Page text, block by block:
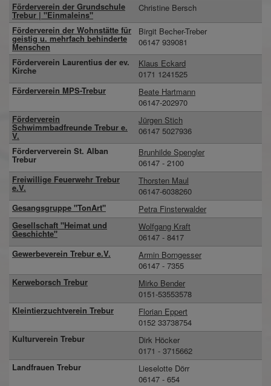
Förderverein der Grundschule
Trebur | "Einmaleins"
Christine Bersch
Förderverein der Wohnstätte für
geistig u. mehrfach behinderte
Menschen
Birgit Becher-Treber
06147 939081
Förderverein Laurentius der ev.
Kirche
Klaus Eckard
0171 1241525
Förderverein MPS-Trebur
Beate Hartmann
06147-202970
Förderverein
Schwimmbadfreunde Trebur e.
V.
Jürgen Stich
06147 5027936
Förderververein St. Alban
Trebur
Brunhilde Spengler
06147 - 2100
Freiwillige Feuerwehr Trebur
e.V.
Thorsten Maul
06147-6038260
Gesangsgruppe "TonArt"
Petra Finsterwalder
Gesellschaft "Heimat und
Geschichte"
Wolfgang Kraft
06147 - 8417
Gewerbeverein Trebur e.V.
Armin Borngesser
06147 - 7355
Kerweborsch Trebur
Mirko Bender
0151-53553578
Kleintierzuchtverein Trebur
Florian Eppert
0152 33738754
Kulturverein Trebur
Dirk Höcker
0171 - 3715662
Landfrauen Trebur
Lieselotte Dörr
06147 - 654